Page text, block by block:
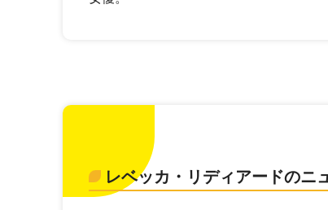
レベッカ・リディアードのニ